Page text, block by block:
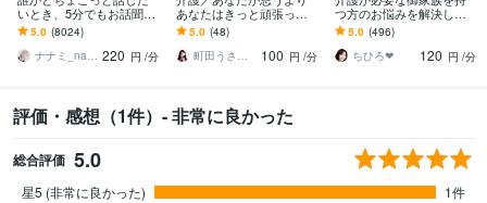
いとき、5分でもお話聞き
ます 疲れた～、でもカウ
ンセリングじゃない、な
んとなく雑談聞いて～
5.0 (8024)
ナナミ_nanami 220 円 /分
あなたはきっと頑張って
ます 自宅での介護､介護現
場の不安など､全ての悩み
に対応出来ます
5.0 (48)
町田うさぎ✨閃光の幸せ届け人♡怪談師⛩️
100 円 /分
つ方のお悩みを解決しま
す ケアマネ経験者の私に
とことん頼ってください
ね♪
5.0 (496)
ちひろ❤
120 円 /分
評価・感想（1件）- 非常に良かった
総合評価 5.0
星5 (非常に良かった)
1件